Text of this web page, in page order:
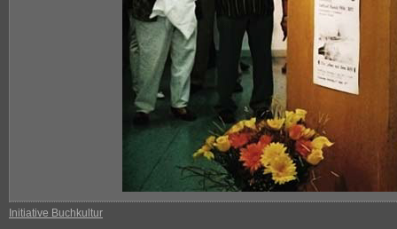
Initiative Buchkultur